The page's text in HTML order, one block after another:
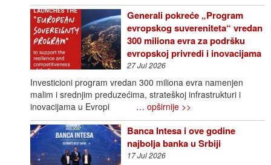
Generali pokreće „Program
evropskog suvereniteta“ vredan
300 miliona evra za podršku
evropskoj privredi i inovacijama
27 Jul 2026
Investicioni program vredan 300 miliona evra namenjen
malim i srednjim preduzećima, strateškoj infrastrukturi i
inovacijama u Evropi … opširnije >>
Banca Intesa i ove godine
najbolja banka u Srbiji
17 Jul 2026